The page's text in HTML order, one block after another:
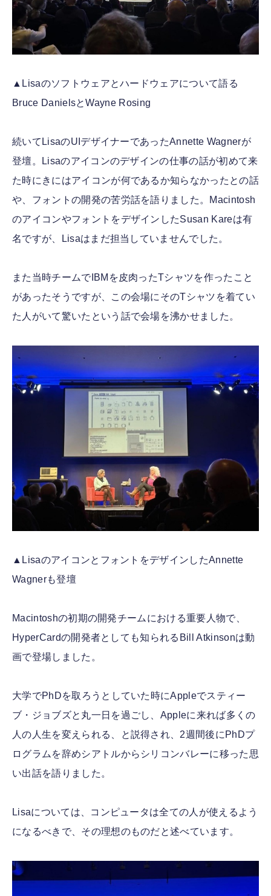
▲Lisaのソフトウェアとハードウェアについて語る
Bruce DanielsとWayne Rosing
続いてLisaのUIデザイナーであったAnnette Wagnerが
登壇。Lisaのアイコンのデザインの仕事の話が初めて来
た時にきにはアイコンが何であるか知らなかったとの話
や、フォントの開発の苦労話を語りました。Macintosh
のアイコンやフォントをデザインしたSusan Kareは有
名ですが、Lisaはまだ担当していませんでした。
また当時チームでIBMを皮肉ったTシャツを作ったこと
があったそうですが、この会場にそのTシャツを着てい
た人がいて驚いたという話で会場を沸かせました。
▲LisaのアイコンとフォントをデザインしたAnnette
Wagnerも登壇
Macintoshの初期の開発チームにおける重要人物で、
HyperCardの開発者としても知られるBill Atkinsonは動
画で登場しました。
大学でPhDを取ろうとしていた時にAppleでスティー
ブ・ジョブズと丸一日を過ごし、Appleに来れば多くの
人の人生を変えられる、と説得され、2週間後にPhDプ
ログラムを辞めシアトルからシリコンバレーに移った思
い出話を語りました。
Lisaについては、コンピュータは全ての人が使えるよう
になるべきで、その理想のものだと述べています。